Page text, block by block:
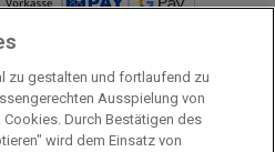
zu gestalten und fortlaufend zu
Ausspielung von
Durch Bestätigen des
wird dem Einsatz von